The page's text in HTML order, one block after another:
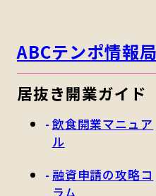
ABCテンポ情報局
居抜き開業ガイド
飲食開業マニュア
ル
融資申請の攻略コ